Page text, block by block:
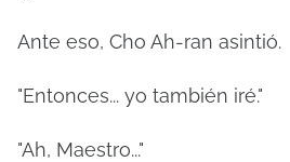
Ante eso, Cho Ah-ran asintió.
"Entonces... yo también iré."
"Ah, Maestro..."